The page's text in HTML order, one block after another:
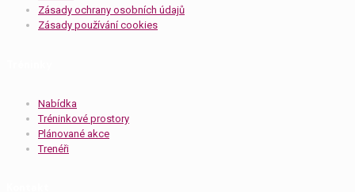
Zásady ochrany osobních údajů
Zásady používání cookies
Nabídka
Tréninkové prostory
Plánované akce
Trenéři